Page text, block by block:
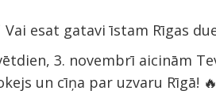
Vai esat gatavi īstam Rīgas
3. novembrī aicinām
un cīņa par uzvaru Rīgā! 🔥